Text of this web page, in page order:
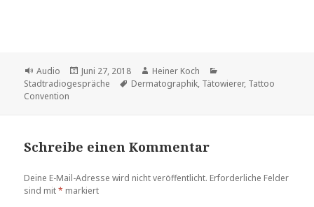
Format
Audio
Veröffentlicht
am
Juni 27, 2018 Autor
Heiner Koch
Stadtradiogespräche
Schlagwörter
Dermatographik, Tätowierer, Tattoo
Convention
Schreibe einen Kommentar
Deine E-Mail-Adresse wird nicht veröffentlicht. Erforderliche Felder
sind mit* markiert